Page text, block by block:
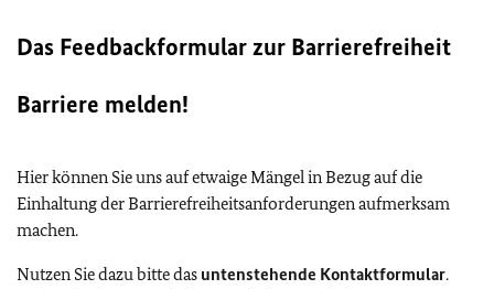
Das Feedbackformular zur Barrierefreiheit
Barriere melden!
Hier können Sie uns auf etwaige Mängel in Bezug auf die
Einhaltung der Barrierefreiheitsanforderungen aufmerksam
machen.
Nutzen Sie dazu bitte das untenstehende Kontaktformular.